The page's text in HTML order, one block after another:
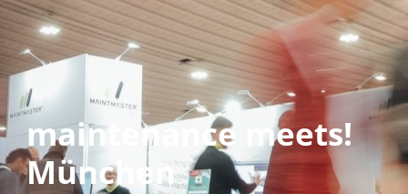
maintenance meets!
München